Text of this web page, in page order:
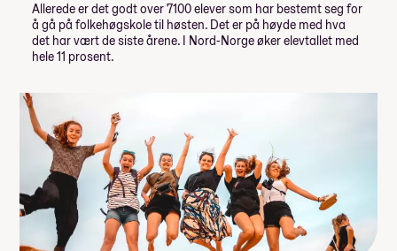
Allerede er det godt over 7100 elever som har bestemt seg for
å gå på folkehøgskole til høsten. Det er på høyde med hva
det har vært de siste årene. I Nord-Norge øker elevtallet med
hele 11 prosent.